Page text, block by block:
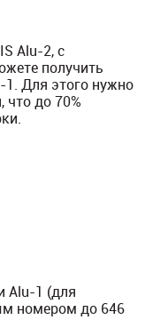
Alu-2, с
получить
1. Для этого нужно
до 70%
Alu-1 (для
номером до 646